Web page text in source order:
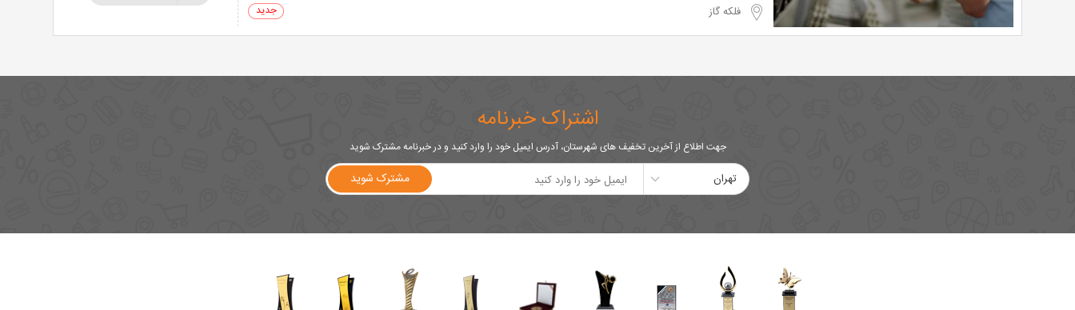
فلکه گاز 0 خرید
اشتراک خبرنامه
جهت اطلاع از آخرین تخفیف های شهرستان، آدرس ایمیل خود را وارد کنید و در خبرنامه مشترک شوید
تهران مشترک شوید